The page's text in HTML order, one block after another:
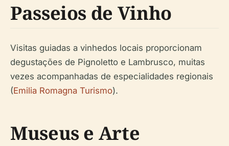
Passeios de Vinho
Visitas guiadas a vinhedos locais proporcionam
degustações de Pignoletto e Lambrusco, muitas
vezes acompanhadas de especialidades regionais
(Emilia Romagna Turismo).
Museus e Arte